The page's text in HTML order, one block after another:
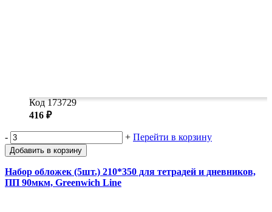
Код 173729
416 ₽
- + Перейти в корзину
Добавить в корзину
Набор обложек (5шт.) 210*350 для тетрадей и дневников,
ПП 90мкм, Greenwich Line